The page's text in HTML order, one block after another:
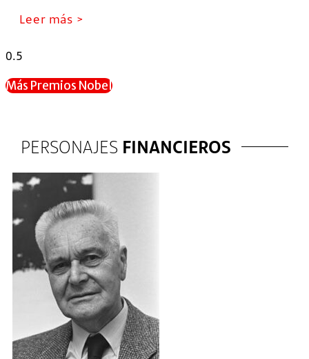
Leer más >
Más Premios Nobel
PERSONAJES FINANCIEROS